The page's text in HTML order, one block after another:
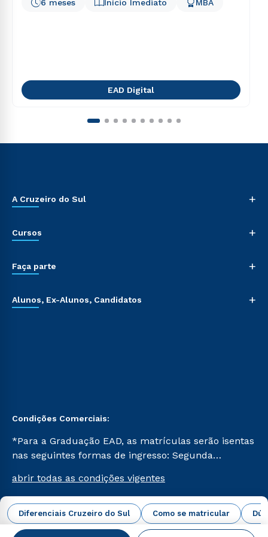
Diferenciais Cruzeiro do Sul Como se matricular
Início Imediato
6 meses MBA
EAD Digital
A Cruzeiro do Sul +
Cursos +
Faça parte +
Alunos, Ex-Alunos, Candidatos +
Condições Comerciais:
*Para a Graduação EAD, as matrículas serão isentas
nas seguintes formas de ingresso: Segunda
Já para as demais, a taxa de matrícula será de R$
49. *Para a Pós-graduação EAD, as ofertas
mencionadas são referentes aos cursos: Ensino
Religioso, Geografia para a Docência e Metodologia
abrir todas as condições vigentes
Campus Virtual Cruzeiro do Sul Educacional © 2026 -
Todos os direitos reservados.